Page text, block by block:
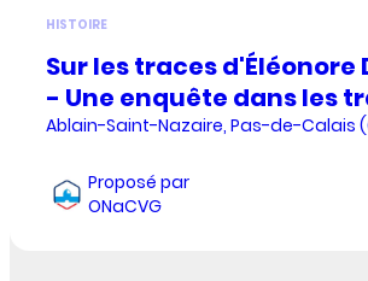
HISTOIRE
Sur les traces d'Éléonore
- Une enquête dans les
Ablain-Saint-Nazaire, Pas-de-Calais
Proposé par
ONaCVG